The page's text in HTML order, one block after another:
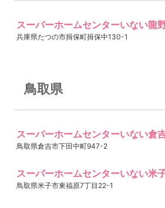
スーパーホームセンターいない龍
兵庫県たつの市揖保町揖保中130-1
鳥取県
スーパーホームセンターいない倉
鳥取県倉吉市下田中町947-2
スーパーホームセンターいない米
鳥取県米子市東福原7丁目22-1